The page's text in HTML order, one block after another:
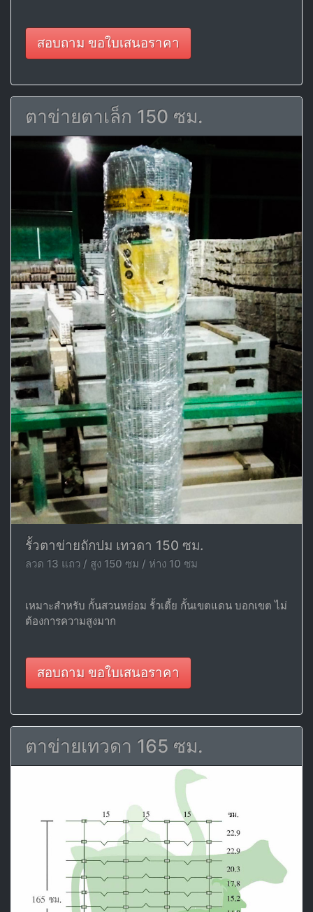
สอบถาม ขอใบเสนอราคา
ตาข่ายตาเล็ก 150 ซม.
รั้วตาข่ายถักปม เทวดา 150 ซม.
ลวด 13 แถว / สูง 150 ซม / ห่าง 10 ซม
เหมาะสำหรับ กั้นสวนหย่อม รั้วเตี้ย กั้นเขตแดน บอกเขต ไม่
ต้องการความสูงมาก
สอบถาม ขอใบเสนอราคา
ตาข่ายเทวดา 165 ซม.